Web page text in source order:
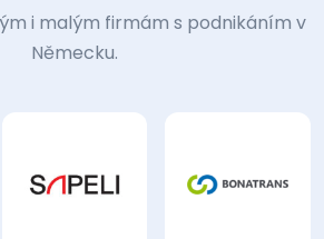
i malým firmám s podnikáním v
Německu.